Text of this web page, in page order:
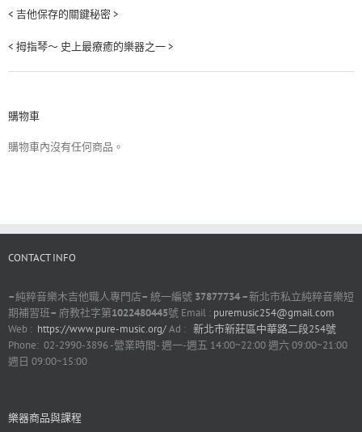
< 吉他保存的關鍵秘密 >
< 拇指琴～ 史上最療癒的樂器之一 >
購物車
購物車內沒有任何商品。
CONTACT INFO
–純粹音樂木吉他職人專門店– 統一編號 37877734 –新北市私立純粹音樂短
期補習班– 府教社字第1022480445號 Email : puremusic254@gmail.com
Web : https://www.pure-music.org/Ad : 新北市新莊區中華路二段254號
Phone: 02-2990-3896 -營業時間- 週一-週五 14:00~22:00 週六 09:00~21:00
週日 09:00~15:00
樂器商品與課程